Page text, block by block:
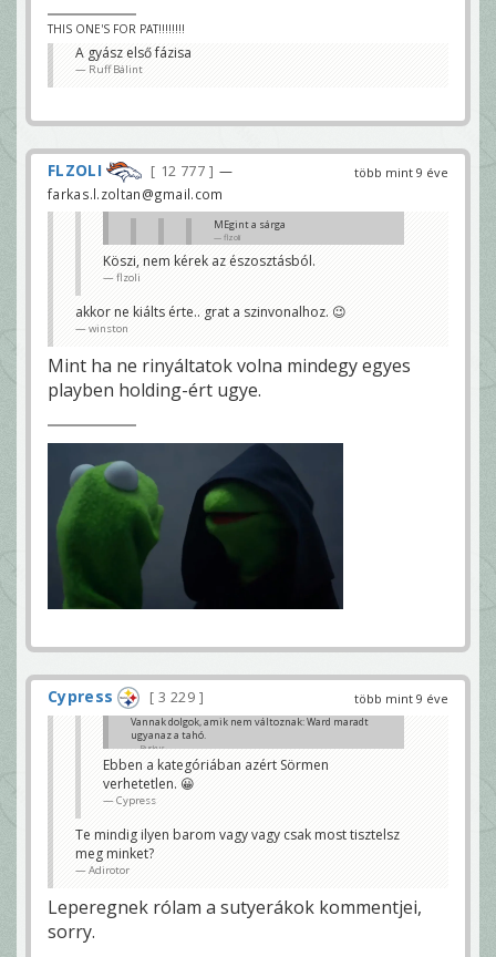
THIS ONE'S FOR PAT!!!!!!!!
A gyász első fázisa
Ruff Bálint
több mint 9 éve
FLZOLI 12 777
—
farkas.l.zoltan@gmail.com
MEgint a sárga
flzoli
Most mondd meg... pedig Ward
Senki nem mondott ilyet, ez simán
nem kötelező egyenlően osztani a zászlókat, ne a
aptst szidd, hanem wardot, hogy lefújás után minek
vágja földhöz az elkapót, amikor tudja, hogy az
Köszi, nem kérek az észosztásból.
flzoli
akkor ne kiálts érte.. grat a szinvonalhoz. 😉
winston
Mint ha ne rinyáltatok volna mindegy egyes
playben holding-ért ugye.
több mint 9 éve
Cypress 3 229
Vannak dolgok, amik nem változnak: Ward maradt
ugyanaz a tahó.
Burkus
Ebben a kategóriában azért Sörmen
verhetetlen. 😀
Cypress
Te mindig ilyen barom vagy vagy csak most tisztelsz
meg minket?
Adirotor
Leperegnek rólam a sutyerákok kommentjei,
sorry.